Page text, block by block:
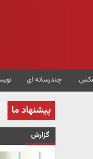
چندرسانه ای
پیشنهاد ما
گزارش